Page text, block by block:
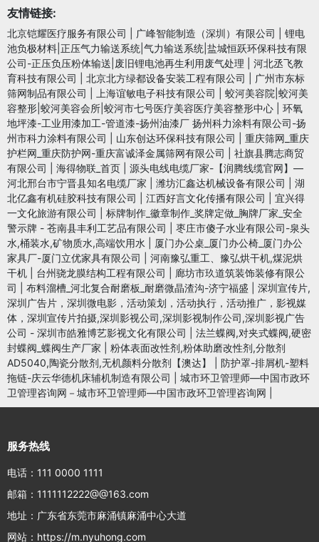
友情链接:
北京铠耀医疗服务有限公司 广峰智能制造（深圳）有限公司
锂电
池负极材料|正压气力输送系统|气力输送系统|盐城恒跃环保科技有限
公司-正压负压粉体输送|废旧锂电池再生利用废气处理
河北丞飞教
育科技有限公司
北京北方绿都设备安装工程有限公司
广州市东标
筛网制品有限公司
上海谊敏电子科技有限公司
蛟河美容院|蛟河美
容整形|蛟河美容会所|蛟河市七号医疗美容医疗美容整形中心
环氧
地坪漆-工业用漆加工-管道漆-扬州油漆厂 扬州科力涂料有限公司-扬
州市科力涂料有限公司
山东创达环保科技有限公司
重庆筛网_重庆
护栏网_重庆防护网-重庆富诚泽金属筛网有限公司
社旗县腾志商贸
有限公司
海得物联_首页
源头电线电缆厂家-【润腾线缆官网】—
河北邢台市宁晋县知名电缆厂家
潍坊汇鑫达机械设备有限公司
湖
北亿鑫有机硅胶科技有限公司
江西好言文化传播有限公司
宜兴得
一文化旅游有限公司
标牌制作_徽章制作_奖牌定做_胸牌厂家_安全
警示牌 - 苍南县丰利工艺品有限公司
枣庄市傻子水业有限公司-泉头
水,桶装水,矿物质水,高端饮用水
厦门办公桌_厦门办公椅_厦门办公
家具厂-厦门立优家具有限公司
河南豫弘重工、豫弘烘干机,煤泥烘
干机
台州骁龙膜结构工程有限公司
廊坊市玖道筑装饰装修有限公
司
布料溜槽_河北复合耐磨板_耐磨微晶渣沟-济宁福盛
深圳宣传片,
深圳广告片，深圳微电影，活动策划，活动执行，活动推广，影视媒
体，深圳宣传片拍摄,深圳影视公司,深圳影视制作公司,深圳影视广告
公司 - 深圳市皓雅博艺影视文化有限公司
法兰蝶阀,对夹式蝶阀,硬密
封蝶阀_蝶阀生产厂家
粉体表面改性剂,粉体助磨改性剂,分散剂
AD5040,陶瓷分散剂,无机颜料分散剂【澳达】
防护罩-排屑机-塑料
拖链-庆云华德机床辅机制造有限公司
城市环卫管理师—中国市政环
卫管理咨询网－城市环卫管理师—中国市政环卫管理咨询网
服务热线
电话：111 0000 1111
邮箱：1111112222@@163.com
地址：广东省东莞市麻涌镇麻涌中心大道
网站：https://m.nyuhong.com